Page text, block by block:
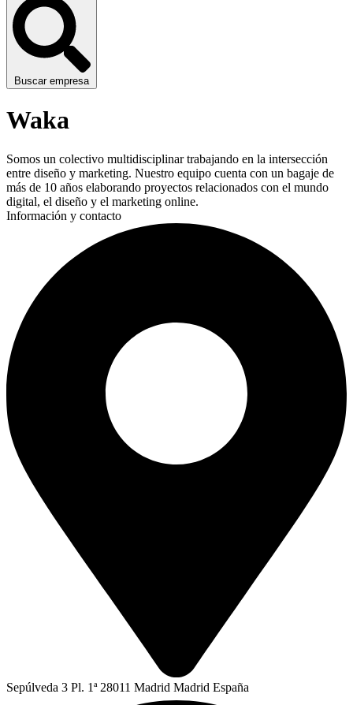
Buscar empresa
Waka
Somos un colectivo multidisciplinar trabajando en la intersección
entre diseño y marketing. Nuestro equipo cuenta con un bagaje de
más de 10 años elaborando proyectos relacionados con el mundo
digital, el diseño y el marketing online.
Información y contacto
Sepúlveda 3 Pl. 1ª 28011 Madrid Madrid España